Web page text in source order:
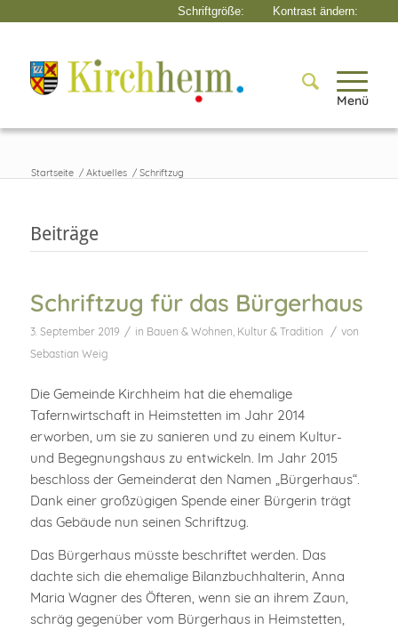
Menü
Startseite / Aktuelles / Schriftzug
Beiträge
Schriftzug für das Bürgerhaus
3. September 2019 / in Bauen & Wohnen, Kultur & Tradition / von
Sebastian Weig
Die Gemeinde Kirchheim hat die ehemalige
Tafernwirtschaft in Heimstetten im Jahr 2014
erworben, um sie zu sanieren und zu einem Kultur-
und Begegnungshaus zu entwickeln. Im Jahr 2015
beschloss der Gemeinderat den Namen „Bürgerhaus“.
Dank einer großzügigen Spende einer Bürgerin trägt
das Gebäude nun seinen Schriftzug.
Das Bürgerhaus müsste beschriftet werden. Das
dachte sich die ehemalige Bilanzbuchhalterin, Anna
Maria Wagner des Öfteren, wenn sie an ihrem Zaun,
schräg gegenüber vom Bürgerhaus in Heimstetten,